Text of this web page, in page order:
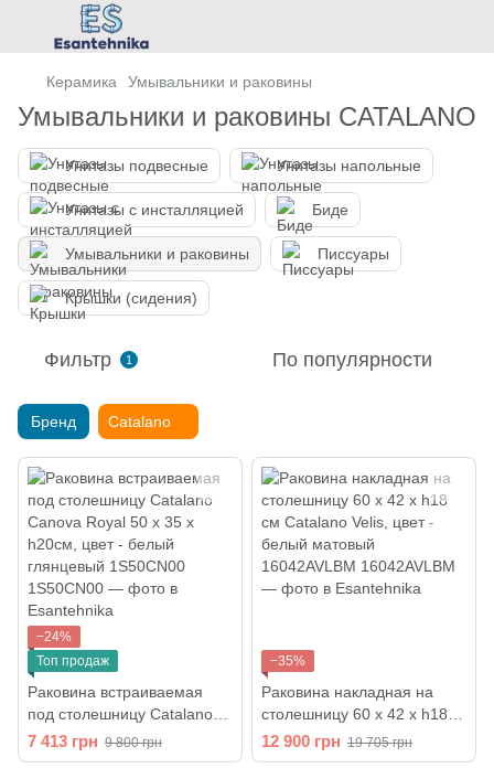
Керамика Умывальники и раковины
Умывальники и раковины CATALANO
Унитазы подвесные Унитазы напольные
Унитазы с инсталляцией Биде
Умывальники и раковины Писсуары
Крышки (сидения)
Фильтр 1 По популярности
Бренд Catalano
−24%
Топ продаж
Раковина встраиваемая
под столешницу Catalano
Canova Royal 50 х 35 х
h20см, цвет - белый
7 413 грн 9 800 грн
−35%
Раковина накладная на
столешницу 60 х 42 х h18
см Catalano Velis, цвет -
белый матовый
12 900 грн 19 705 грн